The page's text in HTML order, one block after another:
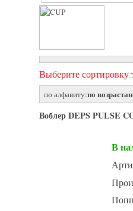
Выберите сортировку
по алфавиту:по
Воблер DEPS PULSE
В